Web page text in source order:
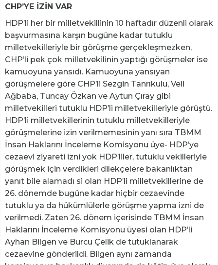
CHP’YE İZİN VAR
HDP’li her bir milletvekillinin 10 haftadır düzenli olarak
başvurmasına karşın bugüne kadar tutuklu
milletvekilleriyle bir görüşme gerçekleşmezken,
CHP’li pek çok milletvekilinin yaptığı görüşmeler ise
kamuoyuna yansıdı. Kamuoyuna yansıyan
görüşmelere göre CHP’li Sezgin Tanrıkulu, Veli
Ağbaba, Tuncay Özkan ve Aytun Çıray gibi
milletvekilleri tutuklu HDP’li milletvekilleriyle görüştü.
HDP’li milletvekillerinin tutuklu milletvekilleriyle
görüşmelerine izin verilmemesinin yanı sıra TBMM
İnsan Haklarını İnceleme Komisyonu üye- HDP’ye
cezaevi ziyareti izni yok HDP’liler, tutuklu vekilleriyle
görüşmek için verdikleri dilekçelere bakanlıktan
yanıt bile alamadı si olan HDP’li milletvekillerine de
26. dönemde bugüne kadar hiçbir cezaevinde
tutuklu ya da hükümlülerle görüşme yapma izni de
verilmedi. Zaten 26. dönem içerisinde TBMM İnsan
Haklarını İnceleme Komisyonu üyesi olan HDP’li
Ayhan Bilgen ve Burcu Çelik de tutuklanarak
cezaevine gönderildi. Bilgen aynı zamanda